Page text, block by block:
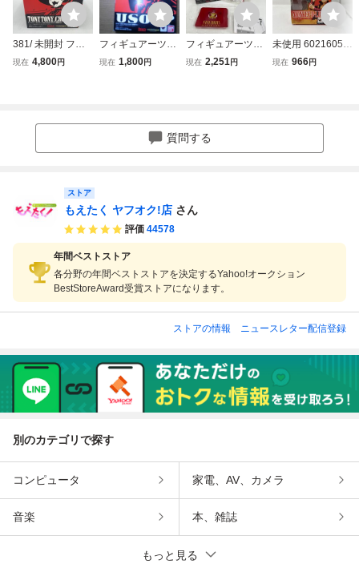
381/ 未開封 フィ
ギュアーツZERO
現在 4,800円
フィギュアーツZE
RO ウソップ ONE
現在 1,800円
フィギュアーツZE
RO ニコ・ロビン
現在 2,251円
未使用 60216050
フィギュアーツZE
現在 966円
質問する
ストア
もえたく ヤフオク!店 さん
評価 44578
年間ベストストア
各分野の年間ベストストアを決定するYahoo!オークション
BestStoreAward受賞ストアになります。
ストアの情報 ニュースレター配信登録
別のカテゴリで探す
コンピュータ 家電、AV、カメラ
音楽 本、雑誌
もっと見る